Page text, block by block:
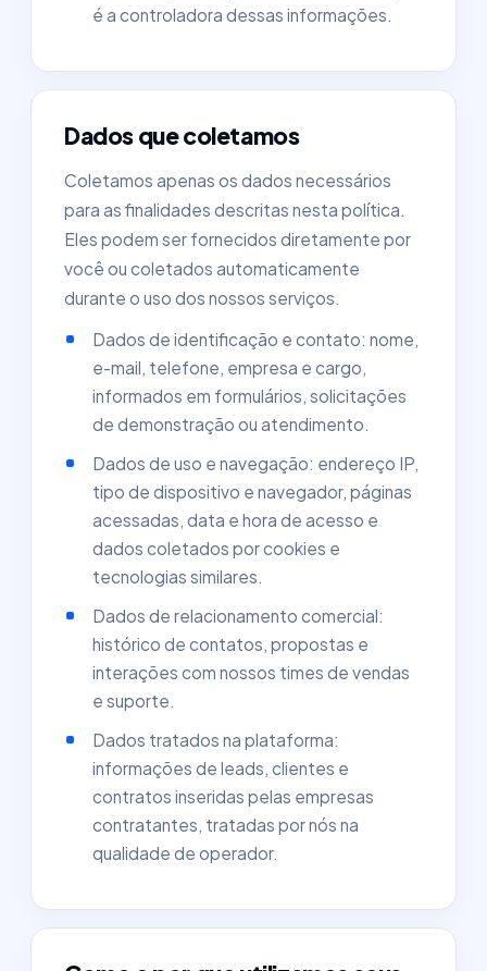
é a controladora dessas informações.
Dados que coletamos
Coletamos apenas os dados necessários
para as finalidades descritas nesta política.
Eles podem ser fornecidos diretamente por
você ou coletados automaticamente
durante o uso dos nossos serviços.
Dados de identificação e contato: nome,
e-mail, telefone, empresa e cargo,
informados em formulários, solicitações
de demonstração ou atendimento.
Dados de uso e navegação: endereço IP,
tipo de dispositivo e navegador, páginas
acessadas, data e hora de acesso e
dados coletados por cookies e
tecnologias similares.
Dados de relacionamento comercial:
histórico de contatos, propostas e
interações com nossos times de vendas
e suporte.
Dados tratados na plataforma:
informações de leads, clientes e
contratos inseridas pelas empresas
contratantes, tratadas por nós na
qualidade de operador.